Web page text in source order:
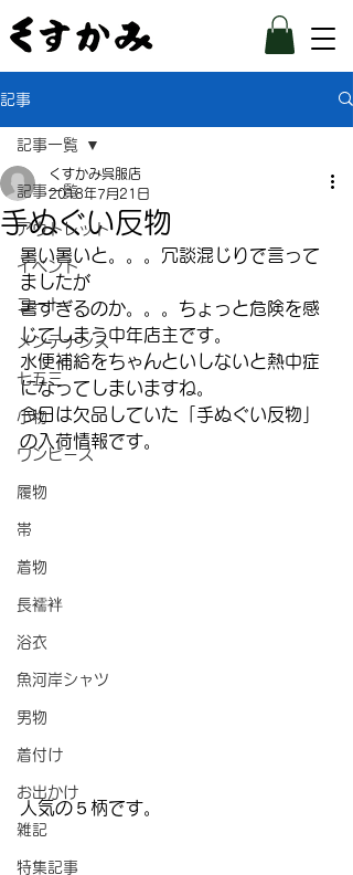
記事
記事一覧
アウトレット
イベント
コート
メンテナンス
七五三
小物
ワンピース
履物
帯
着物
長襦袢
浴衣
魚河岸シャツ
男物
着付け
お出かけ
雑記
特集記事
記事一覧
手ぬぐい反物
くすかみ呉服店
2018年7月21日
暑い暑いと。。。冗談混じりで言って
ましたが
暑すぎるのか。。。ちょっと危険を感
じてしまう中年店主です。
水便補給をちゃんといしないと熱中症
になってしまいますね。
今日は欠品していた「手ぬぐい反物」
の入荷情報です。
人気の５柄です。